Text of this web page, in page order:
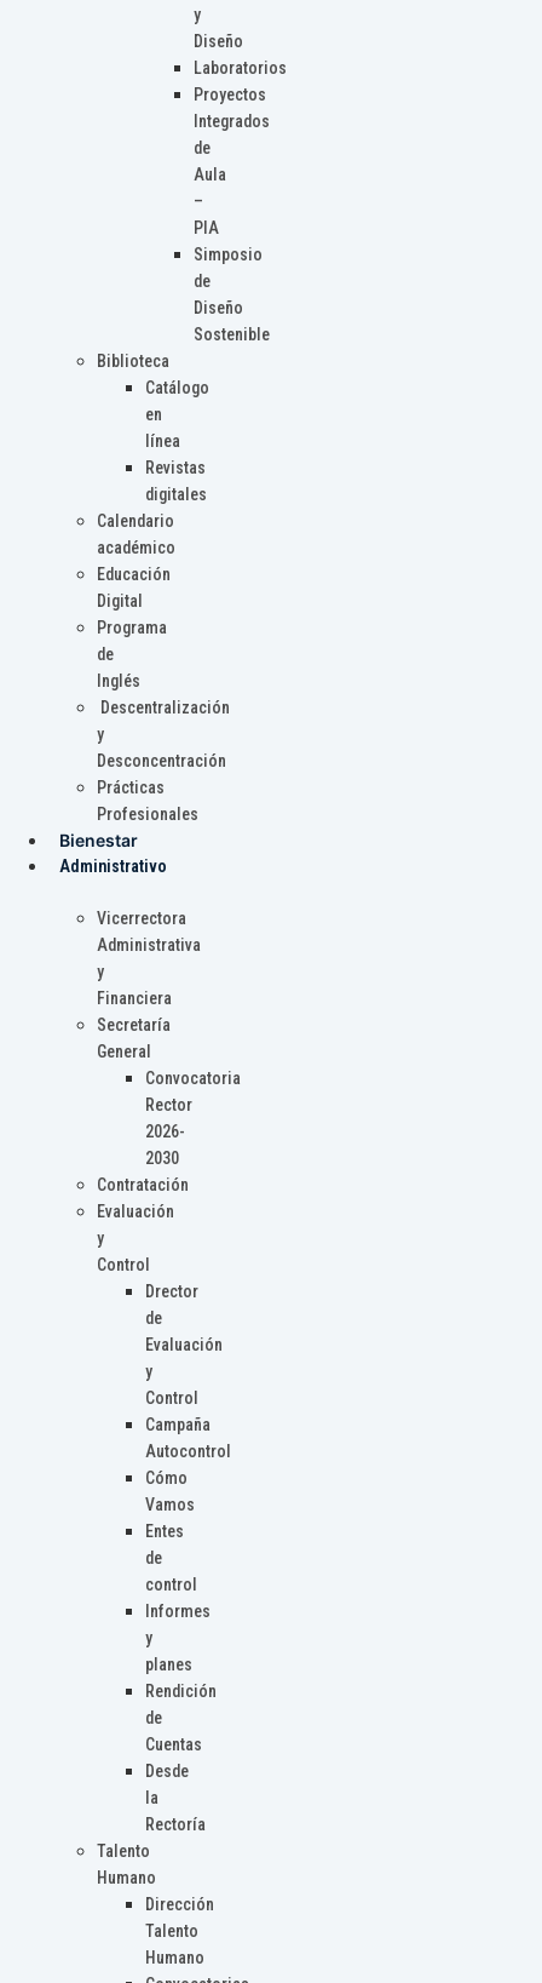
y
Diseño
Laboratorios
Proyectos
Integrados
de
Aula
–
PIA
Simposio
de
Diseño
Sostenible
Biblioteca
Catálogo
en
línea
Revistas
digitales
Calendario
académico
Educación
Digital
Programa
de
Inglés
Descentralización
y
Desconcentración
Prácticas
Profesionales
Bienestar
Administrativo
Vicerrectora
Administrativa
y
Financiera
Secretaría
General
Convocatoria
Rector
2026-
2030
Contratación
Evaluación
y
Control
Drector
de
Evaluación
y
Control
Campaña
Autocontrol
Cómo
Vamos
Entes
de
control
Informes
y
planes
Rendición
de
Cuentas
Desde
la
Rectoría
Talento
Humano
Dirección
Talento
Humano